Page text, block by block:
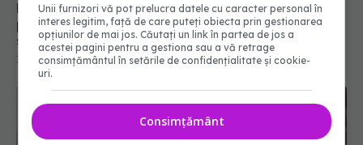
Pachetul minimal de servicii medicale pentru
persoanele neasigurate. Ce servicii oferă gratuit
sistemul public de sănătate
19 iul 2026, 11:24
Unii furnizori vă pot prelucra datele cu caracter personal în
interes legitim, față de care puteți obiecta prin gestionarea
opțiunilor de mai jos. Căutați un link în partea de jos a
acestei pagini pentru a gestiona sau a vă retrage
consimțământul în setările de confidențialitate și cookie-
uri.
Consimțământ